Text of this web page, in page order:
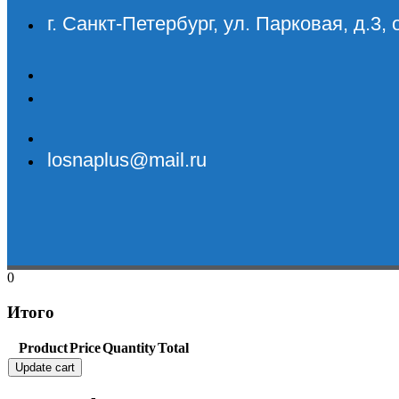
г. Санкт-Петербург, ул. Парковая, д.3,
losnaplus@mail.ru
0
Итого
ProductPriceQuantityTotal
Update cart